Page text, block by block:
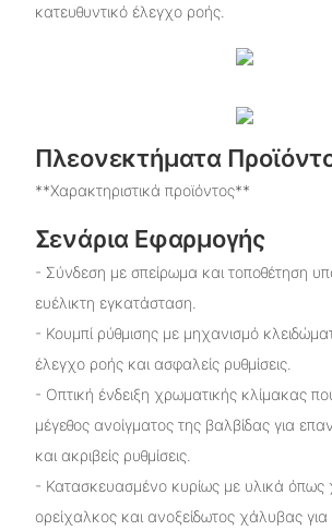
κατευθυντικό έλεγχο ροής.
Πλεονεκτήματα
**Χαρακτηριστικά προϊόντος**
Σενάρια Εφαρμογής
- Σύνδεση με σπείρωμα και τοποθέτηση
ευέλικτη εγκατάσταση.
- Κουμπί ρύθμισης με μηχανισμό
έλεγχο ροής και ασφαλείς ρυθμίσεις.
- Οπτική ένδειξη χρωματικής κλίμακας
μέγεθος ανοίγματος της βαλβίδας για
και ακριβείς ρυθμίσεις.
- Κατασκευασμένο κυρίως με υλικά όπως
ορείχαλκος και ανοξείδωτος χάλυβας για